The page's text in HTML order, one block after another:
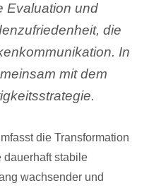
Evaluation und
die
In
mit dem
die Transformation
dauerhaft stabile
wachsender und